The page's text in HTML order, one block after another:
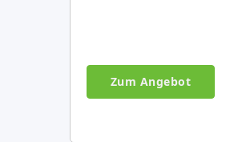
Zum Angebot